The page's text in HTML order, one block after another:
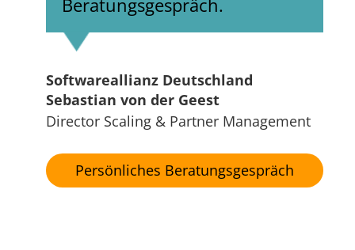
Beratungsgespräch.
Softwareallianz Deutschland
Sebastian von der Geest
Director Scaling & Partner Management
Persönliches Beratungsgespräch